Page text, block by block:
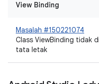
View Binding
Masalah #150221074
Class ViewBinding tidak
tata letak